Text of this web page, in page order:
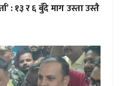
: १३ र ६ बुँदे माग उस्ता उस्तै